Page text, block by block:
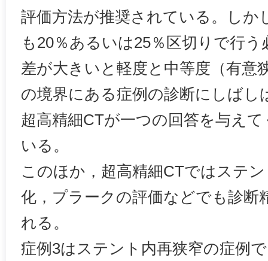
評価方法が推奨されている。しか
も20％あるいは25％区切りで行
差が大きいと軽度と中等度（有意
の境界にある症例の診断にしばし
超高精細CTが一つの回答を与え
いる。
このほか，超高精細CTではステ
化，プラークの評価などでも診断
れる。
症例3はステント内再狭窄の症例